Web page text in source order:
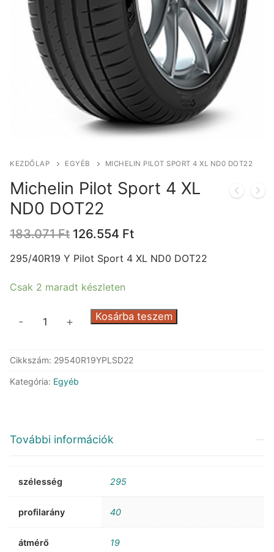
KEZDŐLAP EGYÉB MICHELIN PILOT SPORT 4 XL ND0 DOT22
Michelin Pilot Sport 4 XL
ND0 DOT22
183.071Ft Original
was:
126.554 FtCurrent
is:
295/40R19 Y Pilot Sport 4 XL ND0 DOT22
Csak 2 maradt készleten
Michelin
4
XL
- + Kosárba teszem
Cikkszám: 29540R19YPLSD22
Kategória: Egyéb
További információk
szélesség 295
profilarány 40
átmérő 19